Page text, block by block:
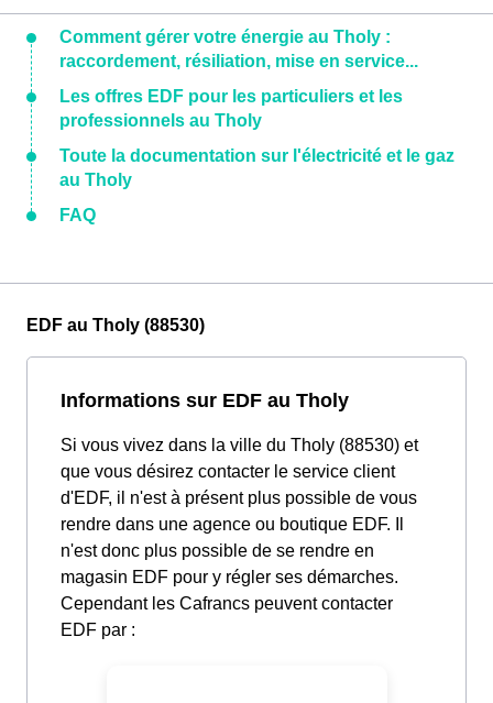
Comment gérer votre énergie au Tholy :
raccordement, résiliation, mise en service...
Les offres EDF pour les particuliers et les
professionnels au Tholy
Toute la documentation sur l'électricité et le gaz
au Tholy
FAQ
EDF au Tholy (88530)
Informations sur EDF au Tholy
Si vous vivez dans la ville du Tholy (88530) et
que vous désirez contacter le service client
d'EDF, il n'est à présent plus possible de vous
rendre dans une agence ou boutique EDF. Il
n'est donc plus possible de se rendre en
magasin EDF pour y régler ses démarches.
Cependant les Cafrancs peuvent contacter
EDF par :